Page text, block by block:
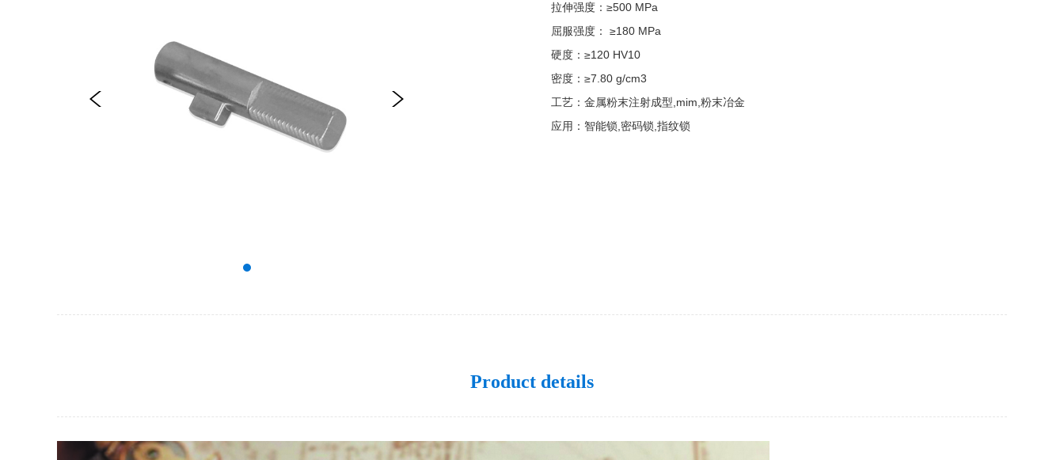
拉伸强度：≥500 MPa
屈服强度： ≥180 MPa
硬度：≥120 HV10
密度：≥7.80 g/cm3
工艺：金属粉末注射成型,mim,粉末冶金
应用：智能锁,密码锁,指纹锁
Product details